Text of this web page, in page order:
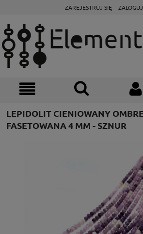
ZAREJESTRUJ SIĘ
LEPIDOLIT CIENIOWANY
FASETOWANA 4 MM - SZNUR